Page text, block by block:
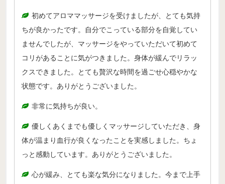
初めてアロママッサージを受けましたが、とても気持
ちが良かったです。自分でこっている部分を自覚してい
ませんでしたが、マッサージをやっていただいて初めて
コリがあることに気がつきました。身体が緩んでリラッ
クスできました。とても贅沢な時間を過ごせ心穏やかな
状態です。ありがとうございました。
非常に気持ちが良い。
優しくあくまでも優しくマッサージしていただき、身
体が温まり血行が良くなったことを実感しました。ちょ
っと感動しています。ありがとうございました。
心が緩み、とても楽な気分になりました。今まで上手